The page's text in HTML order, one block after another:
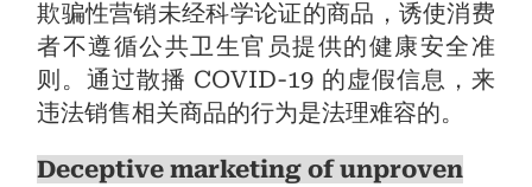
欺骗性营销未经科学论证的商品，诱使消费
者不遵循公共卫生官员提供的健康安全准
则。通过散播 COVID-19 的虚假信息，来
违法销售相关商品的行为是法理难容的。
Deceptive marketing of unproven